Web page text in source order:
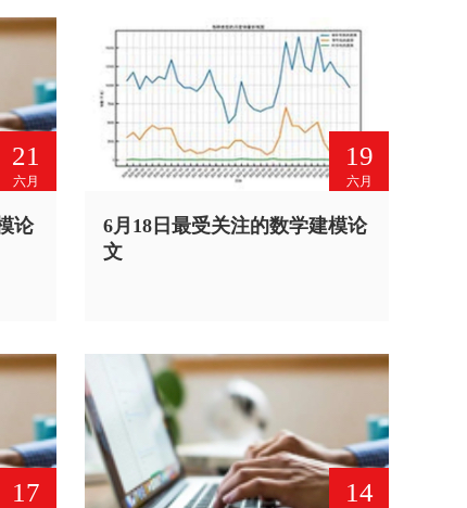
21
六月
论
19
六月
6月18日最受关注的数学建模论
文
17 14